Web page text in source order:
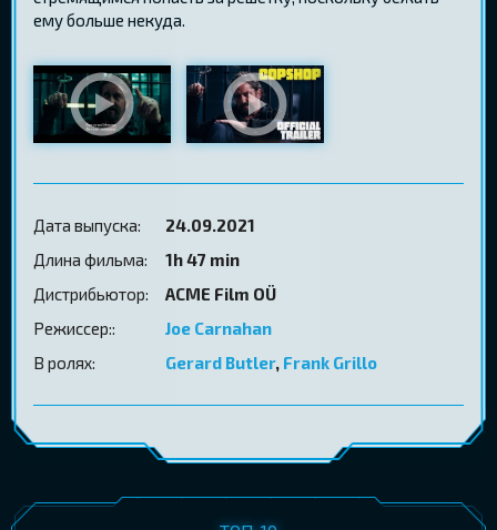
ему больше некуда.
Дата выпуска:
24.09.2021
Длина фильма:
1h 47 min
Дистрибьютор:
ACME Film OÜ
Режиссер::
Joe Carnahan
В ролях:
Gerard Butler, Frank Grillo